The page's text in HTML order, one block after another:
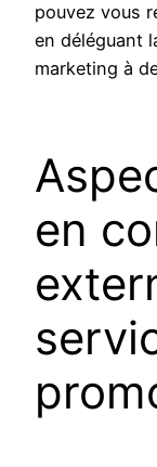
pouvez vous
en déléguant
marketing à
en